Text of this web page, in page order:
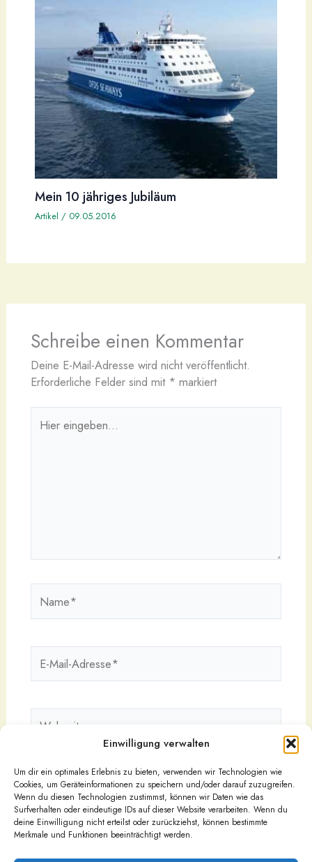
Einwilligung verwalten
Um dir ein optimales Erlebnis zu bieten, verwenden wir Technologien wie
Cookies, um Geräteinformationen zu speichern und/oder darauf zuzugreifen.
Wenn du diesen Technologien zustimmst, können wir Daten wie das
Surfverhalten oder eindeutige IDs auf dieser Website verarbeiten. Wenn du
deine Einwilligung nicht erteilst oder zurückziehst, können bestimmte
Merkmale und Funktionen beeinträchtigt werden.
Mein 10 jähriges Jubiläum
Artikel / 09.05.2016
Schreibe einen Kommentar
Deine E-Mail-Adresse wird nicht veröffentlicht.
Erforderliche Felder sind mit * markiert
eingeben…
Mail-